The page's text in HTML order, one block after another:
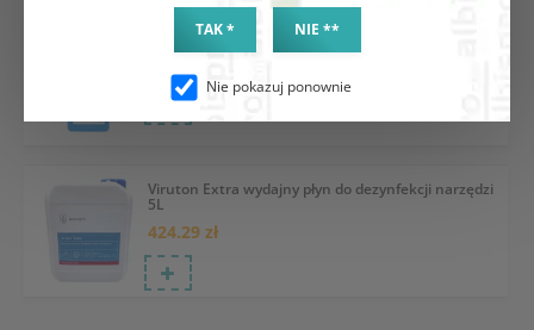
TAK * NIE **
Nie pokazuj ponownie
Lysoformin 3000 płyn 1L
Viruton Extra wydajny płyn do dezynfekcji narzędzi
5L
424.29 zł